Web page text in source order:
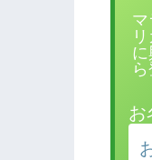
お